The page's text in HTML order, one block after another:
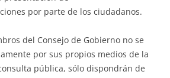
por parte de los ciudadanos.
del Consejo de Gobierno no se
por sus propios medios de la
pública, sólo dispondrán de